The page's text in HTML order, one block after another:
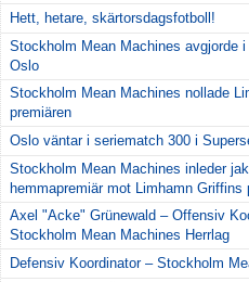
Hett, hetare, skärtorsdagsfotboll!
Stockholm Mean Machines avgjorde
Oslo
Stockholm Mean Machines nollade
premiären
Oslo väntar i seriematch 300 i
Stockholm Mean Machines inleder
hemmapremiär mot Limhamn Griffins
Axel "Acke" Grünewald – Offensiv
Stockholm Mean Machines Herrlag
Defensiv Koordinator – Stockholm